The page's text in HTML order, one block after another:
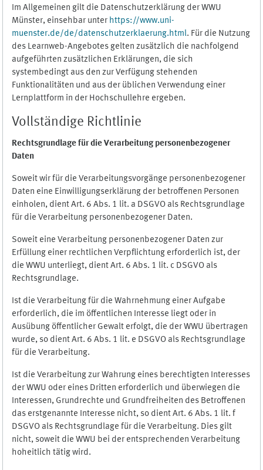
Im Allgemeinen gilt die Datenschutzerklärung der WWU
Münster, einsehbar unter https://www.uni-
muenster.de/de/datenschutzerklaerung.html. Für die Nutzung
des Learnweb-Angebotes gelten zusätzlich die nachfolgend
aufgeführten zusätzlichen Erklärungen, die sich
systembedingt aus den zur Verfügung stehenden
Funktionalitäten und aus der üblichen Verwendung einer
Lernplattform in der Hochschullehre ergeben.
Vollständige Richtlinie
Rechtsgrundlage für die Verarbeitung personenbezogener
Daten
Soweit wir für die Verarbeitungsvorgänge personenbezogener
Daten eine Einwilligungserklärung der betroffenen Personen
einholen, dient Art. 6 Abs. 1 lit. a DSGVO als Rechtsgrundlage
für die Verarbeitung personenbezogener Daten.
Soweit eine Verarbeitung personenbezogener Daten zur
Erfüllung einer rechtlichen Verpflichtung erforderlich ist, der
die WWU unterliegt, dient Art. 6 Abs. 1 lit. c DSGVO als
Rechtsgrundlage.
Ist die Verarbeitung für die Wahrnehmung einer Aufgabe
erforderlich, die im öffentlichen Interesse liegt oder in
Ausübung öffentlicher Gewalt erfolgt, die der WWU übertragen
wurde, so dient Art. 6 Abs. 1 lit. e DSGVO als Rechtsgrundlage
für die Verarbeitung.
Ist die Verarbeitung zur Wahrung eines berechtigten Interesses
der WWU oder eines Dritten erforderlich und überwiegen die
Interessen, Grundrechte und Grundfreiheiten des Betroffenen
das erstgenannte Interesse nicht, so dient Art. 6 Abs. 1 lit. f
DSGVO als Rechtsgrundlage für die Verarbeitung. Dies gilt
nicht, soweit die WWU bei der entsprechenden Verarbeitung
hoheitlich tätig wird.